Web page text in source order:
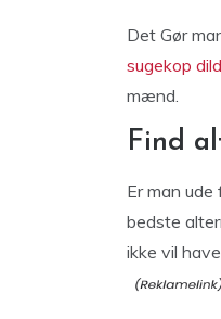
Det Gør
sugekop
mænd.
Find
Er man
bedste
ikke vil